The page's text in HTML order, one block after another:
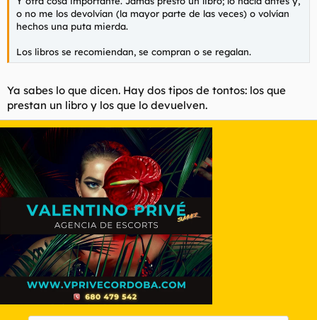
o no me los devolvían (la mayor parte de las veces) o volvían
hechos una puta mierda.
Los libros se recomiendan, se compran o se regalan.
Ya sabes lo que dicen. Hay dos tipos de tontos: los que
prestan un libro y los que lo devuelven.